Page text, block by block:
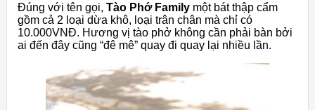
Đúng với tên gọi, Tào Phớ Family một bát thập cẩm
gồm cả 2 loại dừa khô, loại trân chân mà chỉ có
10.000VNĐ. Hương vị tào phở không cần phải bàn bởi
ai đến đây cũng “đê mê” quay đi quay lại nhiều lần.